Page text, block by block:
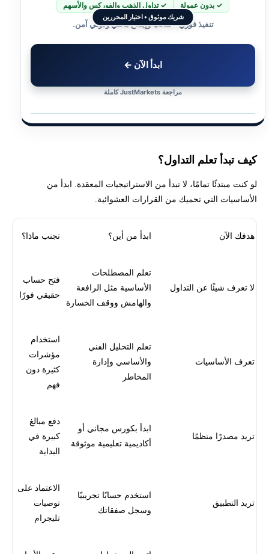
شريك موثوق • اختيار المحررين
✓ بدون عمولة ✓ تداول الذهب والفوركس والأسهم
تنفيذ فوري • سحب وإيداع محلي ودولي آمن.
ابدأ الآن ←
مراجعة JustMarkets كاملة
كيف تبدأ تعلم التداول؟
لو كنت مبتدئًا تمامًا، لا تبدأ من الاستراتيجيات المعقدة. ابدأ من
الأساسيات التي تحميك من القرارات العشوائية.
هدفك الآن ابدأ من أين؟ تجنب ماذا؟
لا تعرف شيئًا عن التداول
تعلم المصطلحات
الأساسية مثل الرافعة
والهامش ووقف الخسارة
فتح حساب
حقيقي فورًا
تعرف الأساسيات
تعلم التحليل الفني
والأساسي وإدارة
المخاطر
استخدام
مؤشرات
كثيرة دون
فهم
تريد مصدرًا منظمًا
ابدأ بكورس مجاني أو
أكاديمية تعليمية موثوقة
دفع مبالغ
كبيرة في
البداية
تريد التطبيق
استخدم حسابًا تجريبيًا
وسجل صفقاتك
الاعتماد على
توصيات
تليجرام